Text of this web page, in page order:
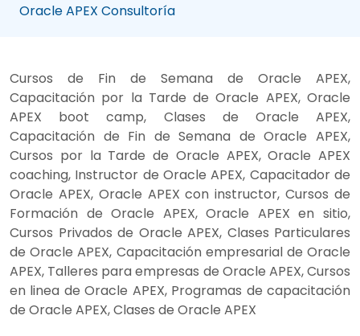
Oracle APEX Consultoría
Cursos de Fin de Semana de Oracle APEX,
Capacitación por la Tarde de Oracle APEX, Oracle
APEX boot camp, Clases de Oracle APEX,
Capacitación de Fin de Semana de Oracle APEX,
Cursos por la Tarde de Oracle APEX, Oracle APEX
coaching, Instructor de Oracle APEX, Capacitador de
Oracle APEX, Oracle APEX con instructor, Cursos de
Formación de Oracle APEX, Oracle APEX en sitio,
Cursos Privados de Oracle APEX, Clases Particulares
de Oracle APEX, Capacitación empresarial de Oracle
APEX, Talleres para empresas de Oracle APEX, Cursos
en linea de Oracle APEX, Programas de capacitación
de Oracle APEX, Clases de Oracle APEX